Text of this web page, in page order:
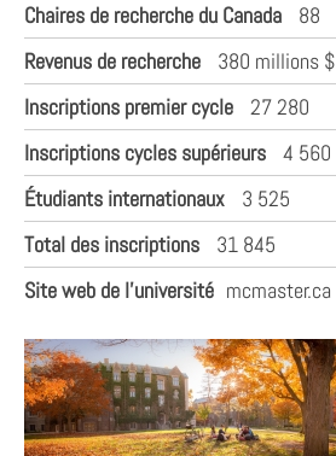
Chaires de recherche du Canada
88
Revenus de recherche
380 millions $
Inscriptions premier cycle
27 280
Inscriptions cycles supérieurs
4 560
Étudiants internationaux
3 525
Total des inscriptions
31 845
Site web de l'université mcmaster.ca